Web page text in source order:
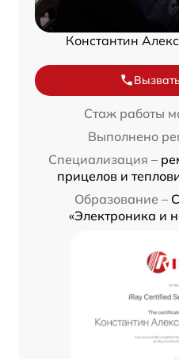
Константин
Стаж работы
Выполнено
Специализация –
прицелов и
Образование –
«Электроника и